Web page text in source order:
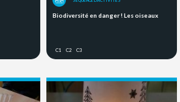
Biodiversité en danger ! Les oiseaux
C1 C2 C3